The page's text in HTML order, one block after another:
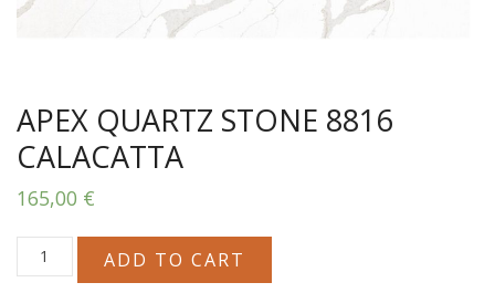
APEX QUARTZ STONE 8816
CALACATTA
165,00 €
APEX
QUARTZ
ADD TO CART